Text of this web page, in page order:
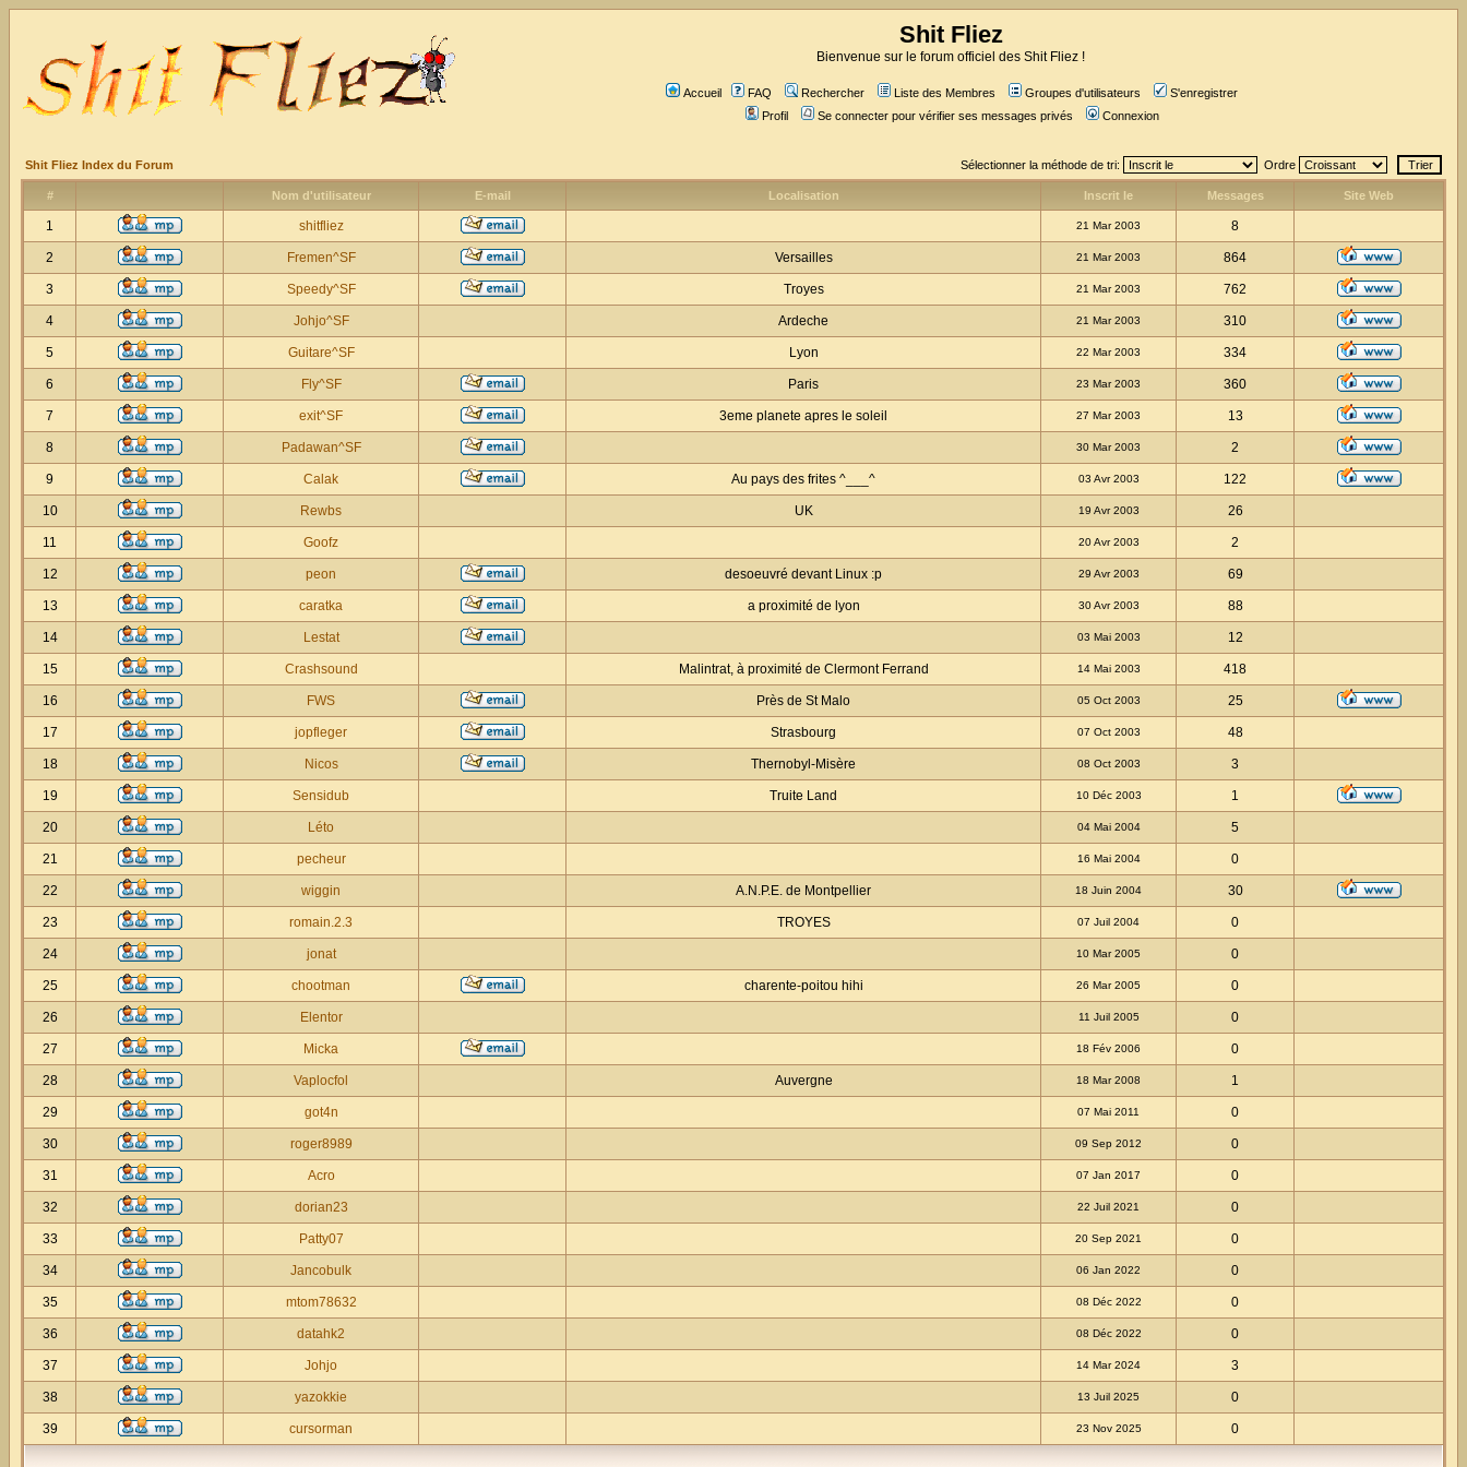
Shit Fliez
Bienvenue sur le forum officiel des Shit Fliez !
Accueil FAQ Rechercher Liste des Membres Groupes d'utilisateurs
S'enregistrer
Profil
Se connecter pour vérifier ses messages privés Connexion
Shit Fliez Index du Forum Sélectionner la méthode de tri: Ordre
# Nom d'utilisateur E-mail Localisation Inscrit le Messages Site Web
1 shitfliez 21 Mar 2003 8
2 Fremen^SF Versailles 21 Mar 2003 864
3 Speedy^SF Troyes 21 Mar 2003 762
4 Johjo^SF Ardeche 21 Mar 2003 310
5 Guitare^SF Lyon 22 Mar 2003 334
6 Fly^SF Paris 23 Mar 2003 360
7 exit^SF 3eme planete apres le soleil 27 Mar 2003 13
8 Padawan^SF 30 Mar 2003 2
9 Calak Au pays des frites ^___^ 03 Avr 2003 122
10 Rewbs UK 19 Avr 2003 26
11 Goofz 20 Avr 2003 2
12 peon desoeuvré devant Linux :p 29 Avr 2003 69
13 caratka a proximité de lyon 30 Avr 2003 88
14 Lestat 03 Mai 2003 12
15 Crashsound Malintrat, à proximité de Clermont Ferrand 14 Mai 2003 418
16 FWS Près de St Malo 05 Oct 2003 25
17 jopfleger Strasbourg 07 Oct 2003 48
18 Nicos Thernobyl-Misère 08 Oct 2003 3
19 Sensidub Truite Land 10 Déc 2003 1
20 Léto 04 Mai 2004 5
21 pecheur 16 Mai 2004 0
22 wiggin A.N.P.E. de Montpellier 18 Juin 2004 30
23 romain.2.3 TROYES 07 Juil 2004 0
24 jonat 10 Mar 2005 0
25 chootman charente-poitou hihi 26 Mar 2005 0
26 Elentor 11 Juil 2005 0
27 Micka 18 Fév 2006 0
28 Vaplocfol Auvergne 18 Mar 2008 1
29 got4n 07 Mai 2011 0
30 roger8989 09 Sep 2012 0
31 Acro 07 Jan 2017 0
32 dorian23 22 Juil 2021 0
33 Patty07 20 Sep 2021 0
34 Jancobulk 06 Jan 2022 0
35 mtom78632 08 Déc 2022 0
36 datahk2 08 Déc 2022 0
37 Johjo 14 Mar 2024 3
38 yazokkie 13 Juil 2025 0
39 cursorman 23 Nov 2025 0